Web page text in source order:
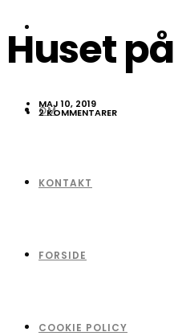
OM
KONTAKT
FORSIDE
COOKIE POLICY
Huset
MAJ 10, 2019
2 KOMMENTARER